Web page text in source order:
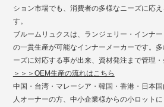
ション市場でも、消費者の多様なニーズに応
す。
ブルームリュクスは、ランジェリー・インナ
の一貫生産が可能なインナーメーカーです。
ーズに対応する事が出来、資材発注まで管理・
＞＞＞OEM生産の流れはこちら
中国・台湾・マレーシア・韓国・香港・日本
人オーナーの方、中小企業様からの小ロット